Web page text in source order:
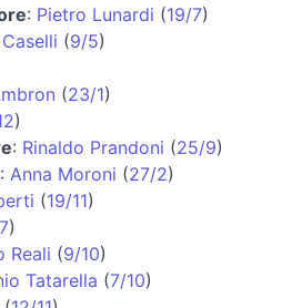
: Pietro Lunardi (19/7)
(9/5)
(23/1)
)
: Rinaldo Prandoni (25/9)
: Anna Moroni (27/2)
(19/11)
)
Reali (9/10)
Tatarella (7/10)